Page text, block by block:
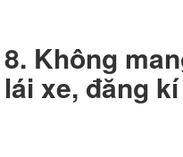
8. Không
lái xe, đăng